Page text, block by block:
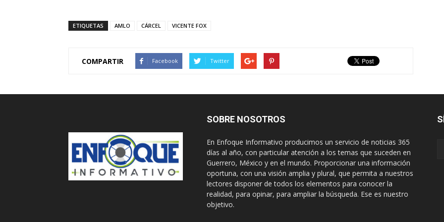
ETIQUETAS AMLO CÁRCEL VICENTE FOX
COMPARTIR Facebook Twitter
SOBRE NOSOTROS
En Enfoque Informativo producimos un servicio de noticias 365
días al año, con particular atención a los temas que suceden en
Guerrero, México y en el mundo. Proporcionar una información
oportuna, con una visión amplia y plural, que permita a nuestros
lectores disponer de todos los elementos para conocer la
realidad, para opinar, para ampliar la búsqueda. Ese es nuestro
objetivo.